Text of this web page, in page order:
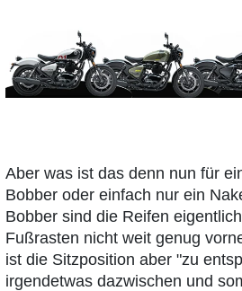
Aber was ist das denn nun für
Bobber oder einfach nur ein
Bobber sind die Reifen
Fußrasten nicht weit genug
ist die Sitzposition aber "zu
irgendetwas dazwischen und